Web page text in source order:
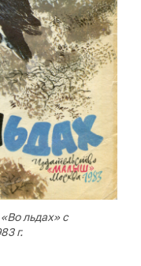
льдах» с
г.